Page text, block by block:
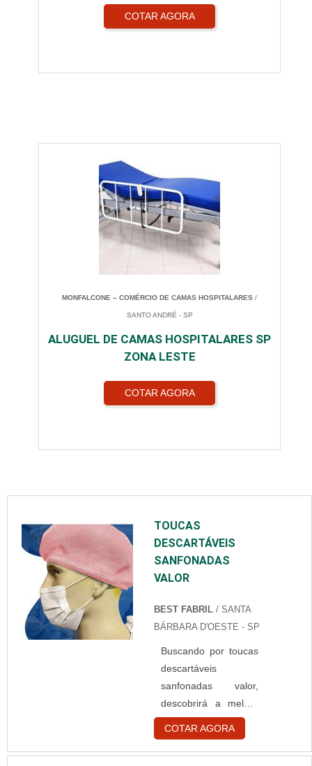
COTAR AGORA
MONFALCONE – COMÉRCIO DE CAMAS HOSPITALARES /
SANTO ANDRÉ - SP
ALUGUEL DE CAMAS HOSPITALARES SP
ZONA LESTE
COTAR AGORA
TOUCAS
DESCARTÁVEIS
SANFONADAS
VALOR
BEST FABRIL / SANTA
BÁRBARA D'OESTE - SP
Buscando por toucas
descartáveis
sanfonadas valor,
descobrirá a melhor
empresa do
segmento.
Elaborando um
COTAR AGORA